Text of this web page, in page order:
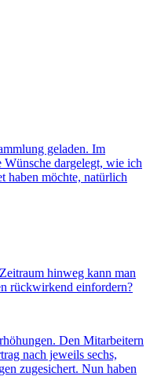
geladen. Im
Wünsche dargelegt, wie ich
haben möchte, natürlich
hinweg kann man
rückwirkend einfordern?
Den Mitarbeitern
nach jeweils sechs,
zugesichert. Nun haben